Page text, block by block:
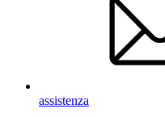
assistenza